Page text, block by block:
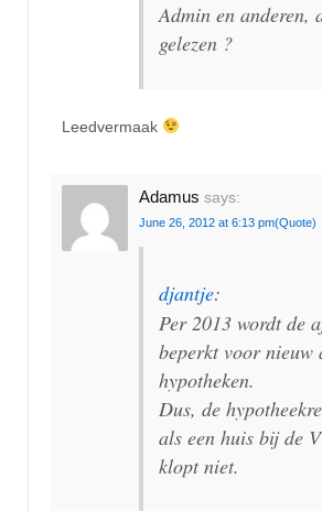
Admin en anderen,
gelezen ?
Leedvermaak
Adamus says:
June 26, 2012 at 6:13 pm(Quote)
djantje:
Per 2013 wordt de
beperkt voor nieuw
hypotheken.
Dus, de
als een huis bij de
klopt niet.